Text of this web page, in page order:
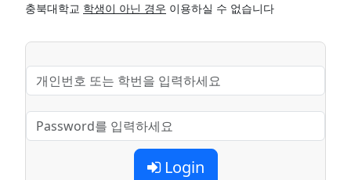
충북대학교 학생이 아닌 경우 이용하실 수 없습니다
Login